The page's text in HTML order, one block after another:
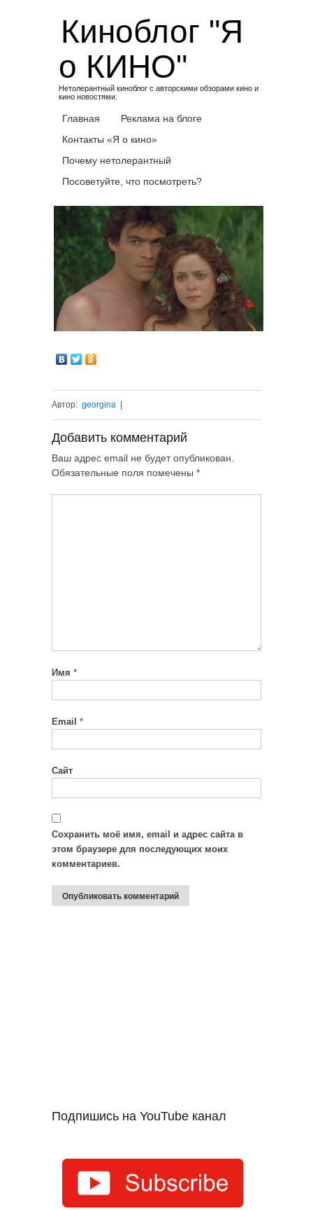
Киноблог "Я
о КИНО"
Нетолерантный киноблог с авторскими обзорами кино и
кино новостями.
Главная
Реклама на блоге
Контакты «Я о кино»
Почему нетолерантный
Посоветуйте, что посмотреть?
Автор: georgina
Добавить комментарий
Ваш адрес email не будет опубликован.
Обязательные поля помечены *
Имя *
Email *
Сайт
Сохранить моё имя, email и адрес сайта в
этом браузере для последующих моих
комментариев.
Подпишись на YouTube канал